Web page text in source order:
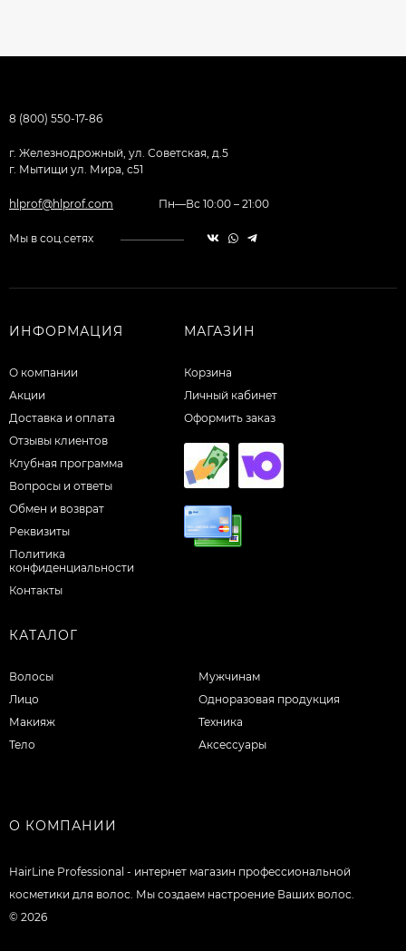
8 (800) 550-17-86
г. Железнодрожный, ул. Советская, д.5
г. Мытищи ул. Мира, с51
hlprof@hlprof.com Пн—Вс 10:00 – 21:00
Мы в соц.сетях
ИНФОРМАЦИЯ
О компании
Акции
Доставка и оплата
Отзывы клиентов
Клубная программа
Вопросы и ответы
Обмен и возврат
Реквизиты
Политика
конфиденциальности
Контакты
МАГАЗИН
Корзина
Личный кабинет
Оформить заказ
КАТАЛОГ
Волосы
Лицо
Макияж
Тело
Мужчинам
Одноразовая продукция
Техника
Аксессуары
О КОМПАНИИ
HairLine Professional - интернет магазин профессиональной
косметики для волос. Мы создаем настроение Ваших волос.
© 2026